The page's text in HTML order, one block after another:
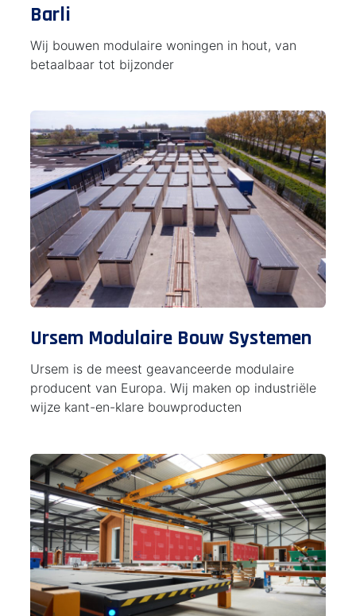
Barli
Wij bouwen modulaire woningen in hout, van
betaalbaar tot bijzonder
Ursem Modulaire Bouw Systemen
Ursem is de meest geavanceerde modulaire
producent van Europa. Wij maken op industriële
wijze kant-en-klare bouwproducten